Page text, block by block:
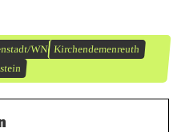
WN Kirchendemenreuth